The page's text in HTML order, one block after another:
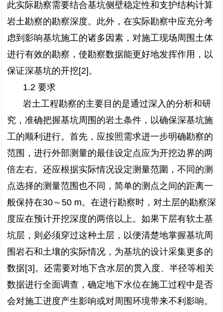
此实际勘察需要结合基坑侧壁稳定性和支护结构计算
岩土勘察的勘察深度。此外，在实际勘察中应充分考
虑到影响基坑施工的诸多因素，对施工现场周围土体
进行有效的勘察，使勘察数据能更好地发挥作用，以
保证深基坑的开挖[2]。
1.2 要求
岩土工程勘察的主要目的是通过深入的分析和研
究，准确把握基坑周围的岩土条件，以确保深基坑施
工的顺利进行。首先，应按照需求进一步明确勘察的
范围，进行外部测量的最佳设定点应为开挖边界的两
倍左右。还应根据实际情况设定测量范圍，不同的测
点选择的测量范围也不同，简单的测点之间的距离一
般保持在30～50 m。在进行勘察时，对土层的勘察深
度应在预计开挖深度的两倍以上。如果下层有软土基
坑层，则必须穿过这种土层，以便清楚地掌握基坑周
围岩石和土壤的实际情况，为基坑的设计采集更多的
数据[3]。还需要对地下含水层的贯入度、半径等相关
数据进行全面调查，确定地下水位在施工过程中是否
会对施工进度产生影响或对周围环境带来不利影响。